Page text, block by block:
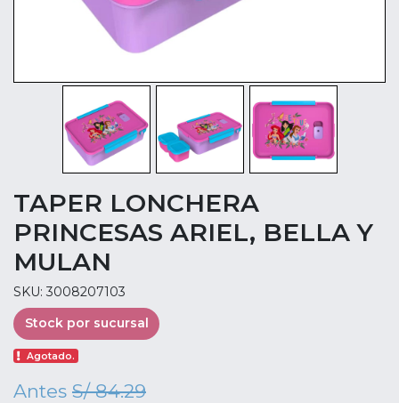
TAPER LONCHERA
PRINCESAS ARIEL, BELLA Y
MULAN
SKU: 3008207103
Stock por sucursal
Agotado.
Antes S/ 84.29